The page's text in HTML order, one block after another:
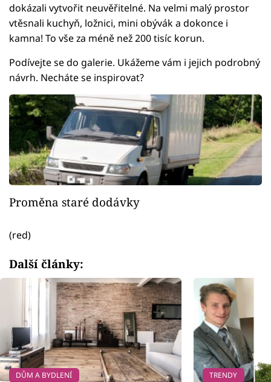
dokázali vytvořit neuvěřitelné. Na velmi malý prostor
vtěsnali kuchyň, ložnici, mini obývák a dokonce i
kamna! To vše za méně než 200 tisíc korun.
Podívejte se do galerie. Ukážeme vám i jejich podrobný
návrh. Necháte se inspirovat?
Proměna staré dodávky
(red)
Další články:
DŮM A BYDLENÍ TRENDY